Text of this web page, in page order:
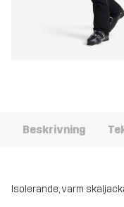
Beskrivning
Isolerande, varm